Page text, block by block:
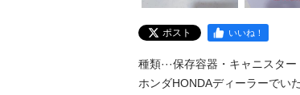
ポスト いいね！
種類···保存容器・キャニスター
ホンダHONDAディーラーでい